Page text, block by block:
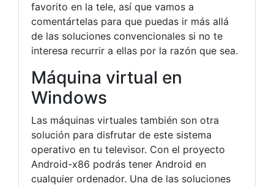
favorito en la tele, así que vamos a
comentártelas para que puedas ir más allá
de las soluciones convencionales si no te
interesa recurrir a ellas por la razón que sea.
Máquina virtual en
Windows
Las máquinas virtuales también son otra
solución para disfrutar de este sistema
operativo en tu televisor. Con el proyecto
Android-x86 podrás tener Android en
cualquier ordenador. Una de las soluciones